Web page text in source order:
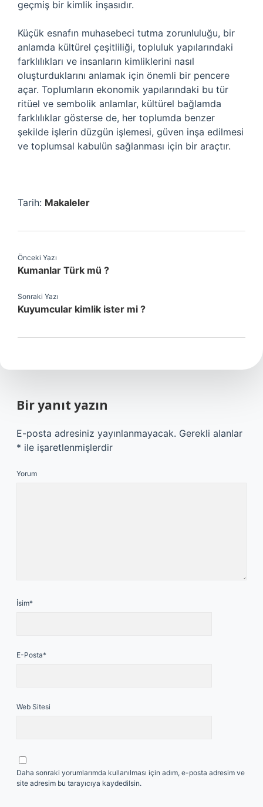
geçmiş bir kimlik inşasıdır.
Küçük esnafın muhasebeci tutma zorunluluğu, bir
anlamda kültürel çeşitliliği, topluluk yapılarındaki
farklılıkları ve insanların kimliklerini nasıl
oluşturduklarını anlamak için önemli bir pencere
açar. Toplumların ekonomik yapılarındaki bu tür
ritüel ve sembolik anlamlar, kültürel bağlamda
farklılıklar gösterse de, her toplumda benzer
şekilde işlerin düzgün işlemesi, güven inşa edilmesi
ve toplumsal kabulün sağlanması için bir araçtır.
Tarih: Makaleler
Önceki Yazı
Kumanlar Türk mü ?
Sonraki Yazı
Kuyumcular kimlik ister mi ?
Bir yanıt yazın
E-posta adresiniz yayınlanmayacak. Gerekli alanlar
* ile işaretlenmişlerdir
Yorum
İsim*
E-Posta*
Web Sitesi
Daha sonraki yorumlarımda kullanılması için adım, e-posta adresim ve
site adresim bu tarayıcıya kaydedilsin.